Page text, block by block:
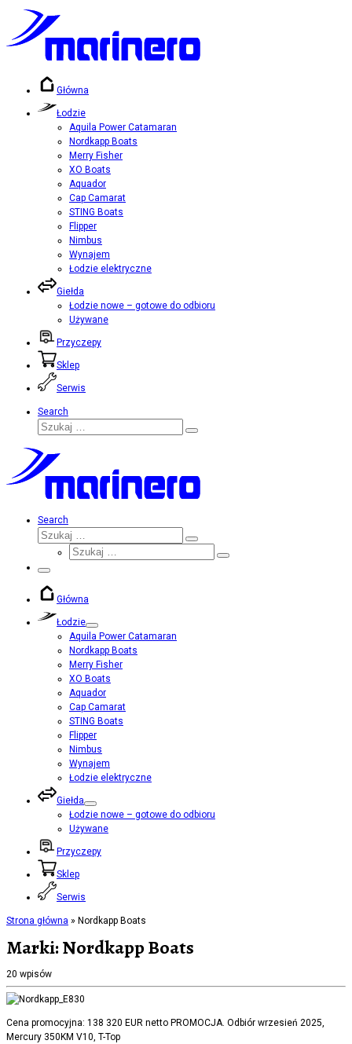
Przejdź
treści
Główna
Łodzie
Aquila Power Catamaran
Nordkapp Boats
Merry Fisher
XO Boats
Aquador
Cap Camarat
STING Boats
Flipper
Nimbus
Wynajem
Łodzie elektryczne
Giełda
Łodzie nowe – gotowe do odbioru
Używane
Przyczepy
Sklep
Serwis
Search
Szukaj
Szukaj
Search
Szukaj
Szukaj
Szukaj
Szukaj
Menu
Główna
Łodzie
Aquila Power Catamaran
Nordkapp Boats
Merry Fisher
XO Boats
Aquador
Cap Camarat
STING Boats
Flipper
Nimbus
Wynajem
Łodzie elektryczne
Giełda
Łodzie nowe – gotowe do odbioru
Używane
Przyczepy
Sklep
Serwis
Strona główna » Nordkapp Boats
Marki:Nordkapp Boats
20 wpisów
Cena promocyjna: 138 320 EUR netto PROMOCJA. Odbiór wrzesień 2025,
Mercury 350KM V10, T-Top